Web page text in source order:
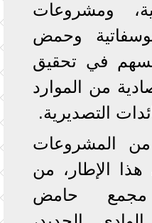
ومشروعات
وحمض
يسهم في تحقيق
من الموارد
التصديرية.
المشروعات
هذا الإطار، من
مجمع حامض